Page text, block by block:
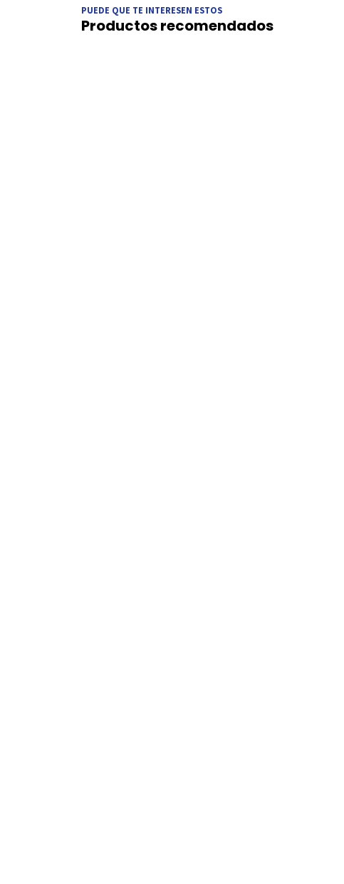
PUEDE QUE TE INTERESEN ESTOS
Productos recomendados